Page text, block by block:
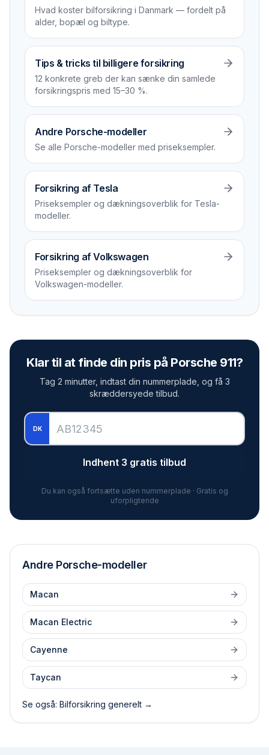
Hvad koster bilforsikring i Danmark — fordelt på
alder, bopæl og biltype.
Tips & tricks til billigere forsikring
12 konkrete greb der kan sænke din samlede
forsikrings­pris med 15–30 %.
Andre Porsche-modeller
Se alle Porsche-modeller med priseksempler.
Forsikring af Tesla
Priseksempler og dækningsoverblik for Tesla-
modeller.
Forsikring af Volkswagen
Priseksempler og dækningsoverblik for
Volkswagen-modeller.
Klar til at finde din pris på Porsche 911?
Tag 2 minutter, indtast din nummerplade, og få 3
skræddersyede tilbud.
DK
Indhent 3 gratis tilbud
Du kan også fortsætte uden nummerplade · Gratis og
uforpligtende
Andre Porsche-modeller
Macan
Macan Electric
Cayenne
Taycan
Se også: Bilforsikring generelt →